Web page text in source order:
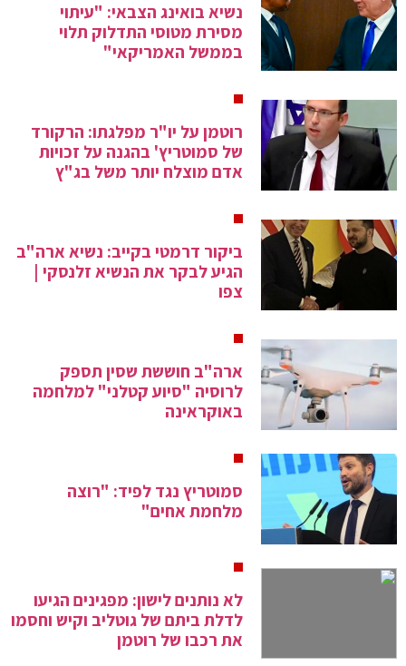
נשיא בואינג הצבאי: "עיתוי
מסירת מטוסי התדלוק תלוי
בממשל האמריקאי"
רוטמן על יו"ר מפלגתו: הרקורד
של סמוטריץ' בהגנה על זכויות
אדם מוצלח יותר משל בג"ץ
ביקור דרמטי בקייב: נשיא ארה"ב
הגיע לבקר את הנשיא זלנסקי |
צפו
ארה"ב חוששת שסין תספק
לרוסיה "סיוע קטלני" למלחמה
באוקראינה
סמוטריץ נגד לפיד: "רוצה
מלחמת אחים"
לא נותנים לישון: מפגינים הגיעו
לדלת ביתם של גוטליב וקיש וחסמו
את רכבו של רוטמן